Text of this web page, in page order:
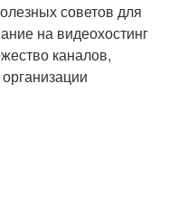
советов для
на видеохостинг
каналов,